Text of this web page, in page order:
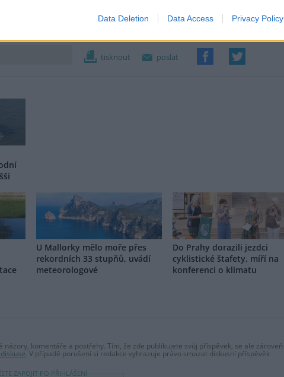
Data Deletion Data Access Privacy Policy
tisknout poslat
U Mallorky mělo moře přes
rekordních 33 stupňů, uvádí
meteorologové
Do Prahy dorazili jezdci
cyklistické štafety, míří na
konferenci o klimatu
názory, komentáře a postřehy. Tím, že zde publikujete svůj příspěvek, se ale zároveň
. V případě porušení si redakce vyhrazuje právo smazat diskusní příspěvěk
ZAPOJIT PO PŘIHLÁŠENÍ